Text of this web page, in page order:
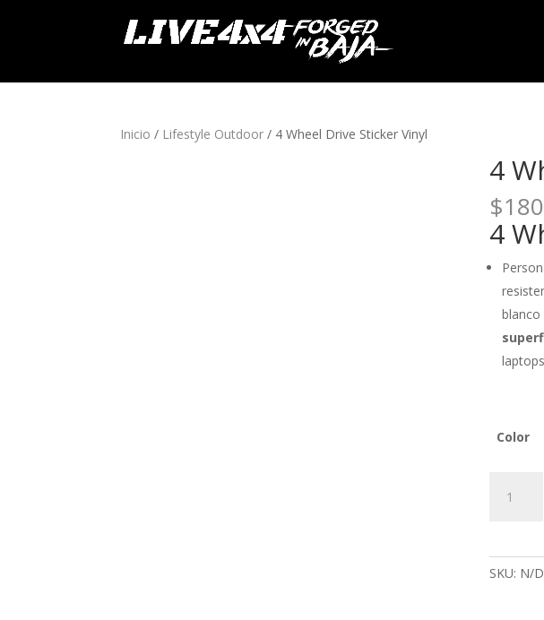
Inicio / Lifestyle Outdoor / 4 Wheel Drive Sticker Vinyl
4
$180
4
blanco
Color
Wheel
SKU: N/D